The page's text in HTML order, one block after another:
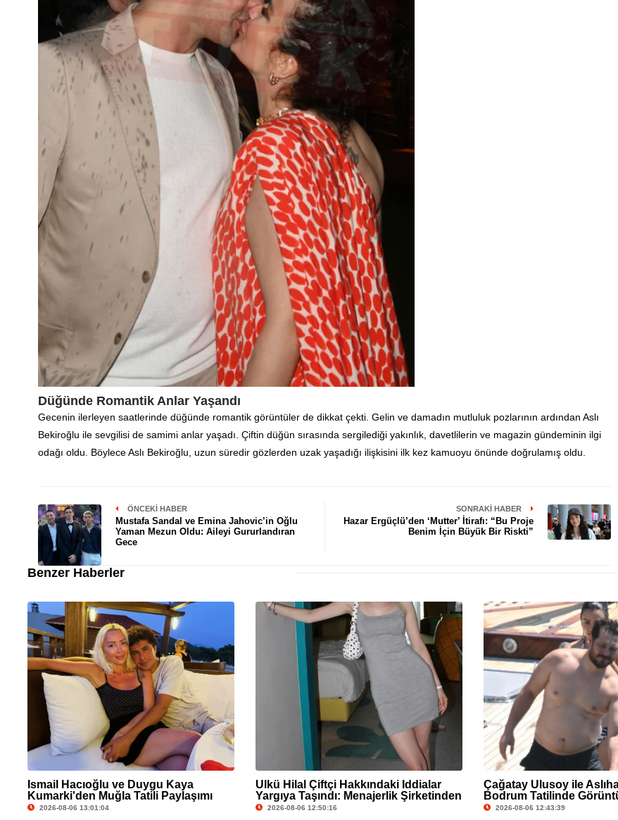
Düğünde Romantik Anlar Yaşandı
Gecenin ilerleyen saatlerinde düğünde romantik görüntüler de dikkat çekti. Gelin ve damadın mutluluk pozlarının ardından Aslı
Bekiroğlu ile sevgilisi de samimi anlar yaşadı. Çiftin düğün sırasında sergilediği yakınlık, davetlilerin ve magazin gündeminin ilgi
odağı oldu. Böylece Aslı Bekiroğlu, uzun süredir gözlerden uzak yaşadığı ilişkisini ilk kez kamuoyu önünde doğrulamış oldu.
ÖNCEKI HABER
Mustafa Sandal ve Emina Jahovic’in Oğlu
Yaman Mezun Oldu: Aileyi Gururlandıran
Gece
SONRAKI HABER
Hazar Ergüçlü’den ‘Mutter’ İtirafı: “Bu Proje
Benim İçin Büyük Bir Riskti”
Benzer Haberler
İsmail Hacıoğlu ve Duygu Kaya
Kumarki'den Muğla Tatili Paylaşımı
2026-08-06 13:01:04
Ülkü Hilal Çiftçi Hakkındaki İddialar
Yargıya Taşındı: Menajerlik Şirketinden
Açıklama Geldi
2026-08-06 12:50:16
Çağatay Ulusoy ile
Bodrum Tatilinde
2026-08-06 12:43:39